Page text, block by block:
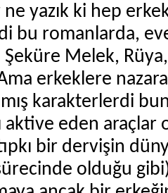
yazık ki hep erkek
bu romanlarda,
Şeküre Melek,
erkeklere
karakterlerdi
aktive eden araçlar
bir dervişin
olduğu